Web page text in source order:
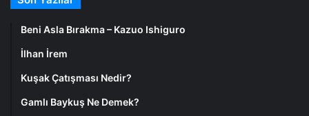
Beni Asla Bırakma – Kazuo Ishiguro
İlhan İrem
Kuşak Çatışması Nedir?
Gamlı Baykuş Ne Demek?